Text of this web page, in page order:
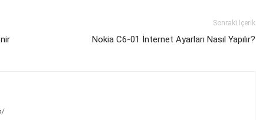
Sonraki İçerik
Nokia C6-01 İnternet Ayarları Nasıl Yapılır?